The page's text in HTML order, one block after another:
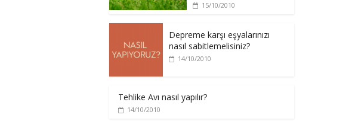
15/10/2010
Depreme karşı eşyalarınızı
nasıl sabitlemelisiniz?
14/10/2010
Tehlike Avı nasıl yapılır?
14/10/2010